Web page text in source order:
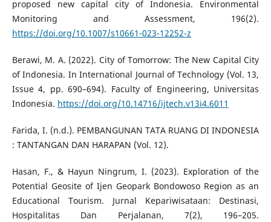
proposed new capital city of Indonesia. Environmental
Monitoring and Assessment, 196(2).
https://doi.org/10.1007/s10661-023-12252-z
Berawi, M. A. (2022). City of Tomorrow: The New Capital City
of Indonesia. In International Journal of Technology (Vol. 13,
Issue 4, pp. 690–694). Faculty of Engineering, Universitas
Indonesia. https://doi.org/10.14716/ijtech.v13i4.6011
Farida, I. (n.d.). PEMBANGUNAN TATA RUANG DI INDONESIA
: TANTANGAN DAN HARAPAN (Vol. 12).
Hasan, F., & Hayun Ningrum, I. (2023). Exploration of the
Potential Geosite of Ijen Geopark Bondowoso Region as an
Educational Tourism. Jurnal Kepariwisataan: Destinasi,
Hospitalitas Dan Perjalanan, 7(2), 196–205.